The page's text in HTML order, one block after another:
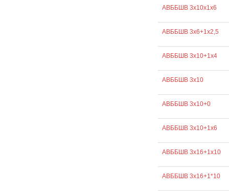
АВББШВ 3х10х1х6
АВББШВ 3х6+1х2,5
АВББШВ 3х10+1х4
АВББШВ 3х10
АВББШВ 3х10+0
АВББШВ 3х10+1х6
АВББШВ 3х16+1х10
АВББШВ 3х16+1*10